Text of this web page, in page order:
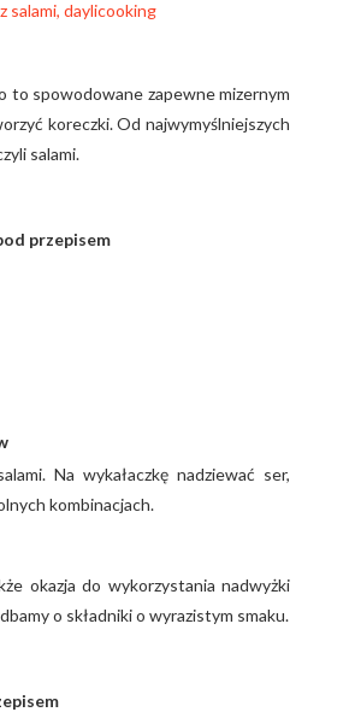
to spowodowane zapewne mizernym
koreczki. Od najwymyślniejszych
salami.
przepisem
Na wykałaczkę nadziewać ser,
kombinacjach.
okazja do wykorzystania nadwyżki
o składniki o wyrazistym smaku.